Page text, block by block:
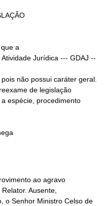
ao agravo
Ausente,
o Senhor Ministro Celso de